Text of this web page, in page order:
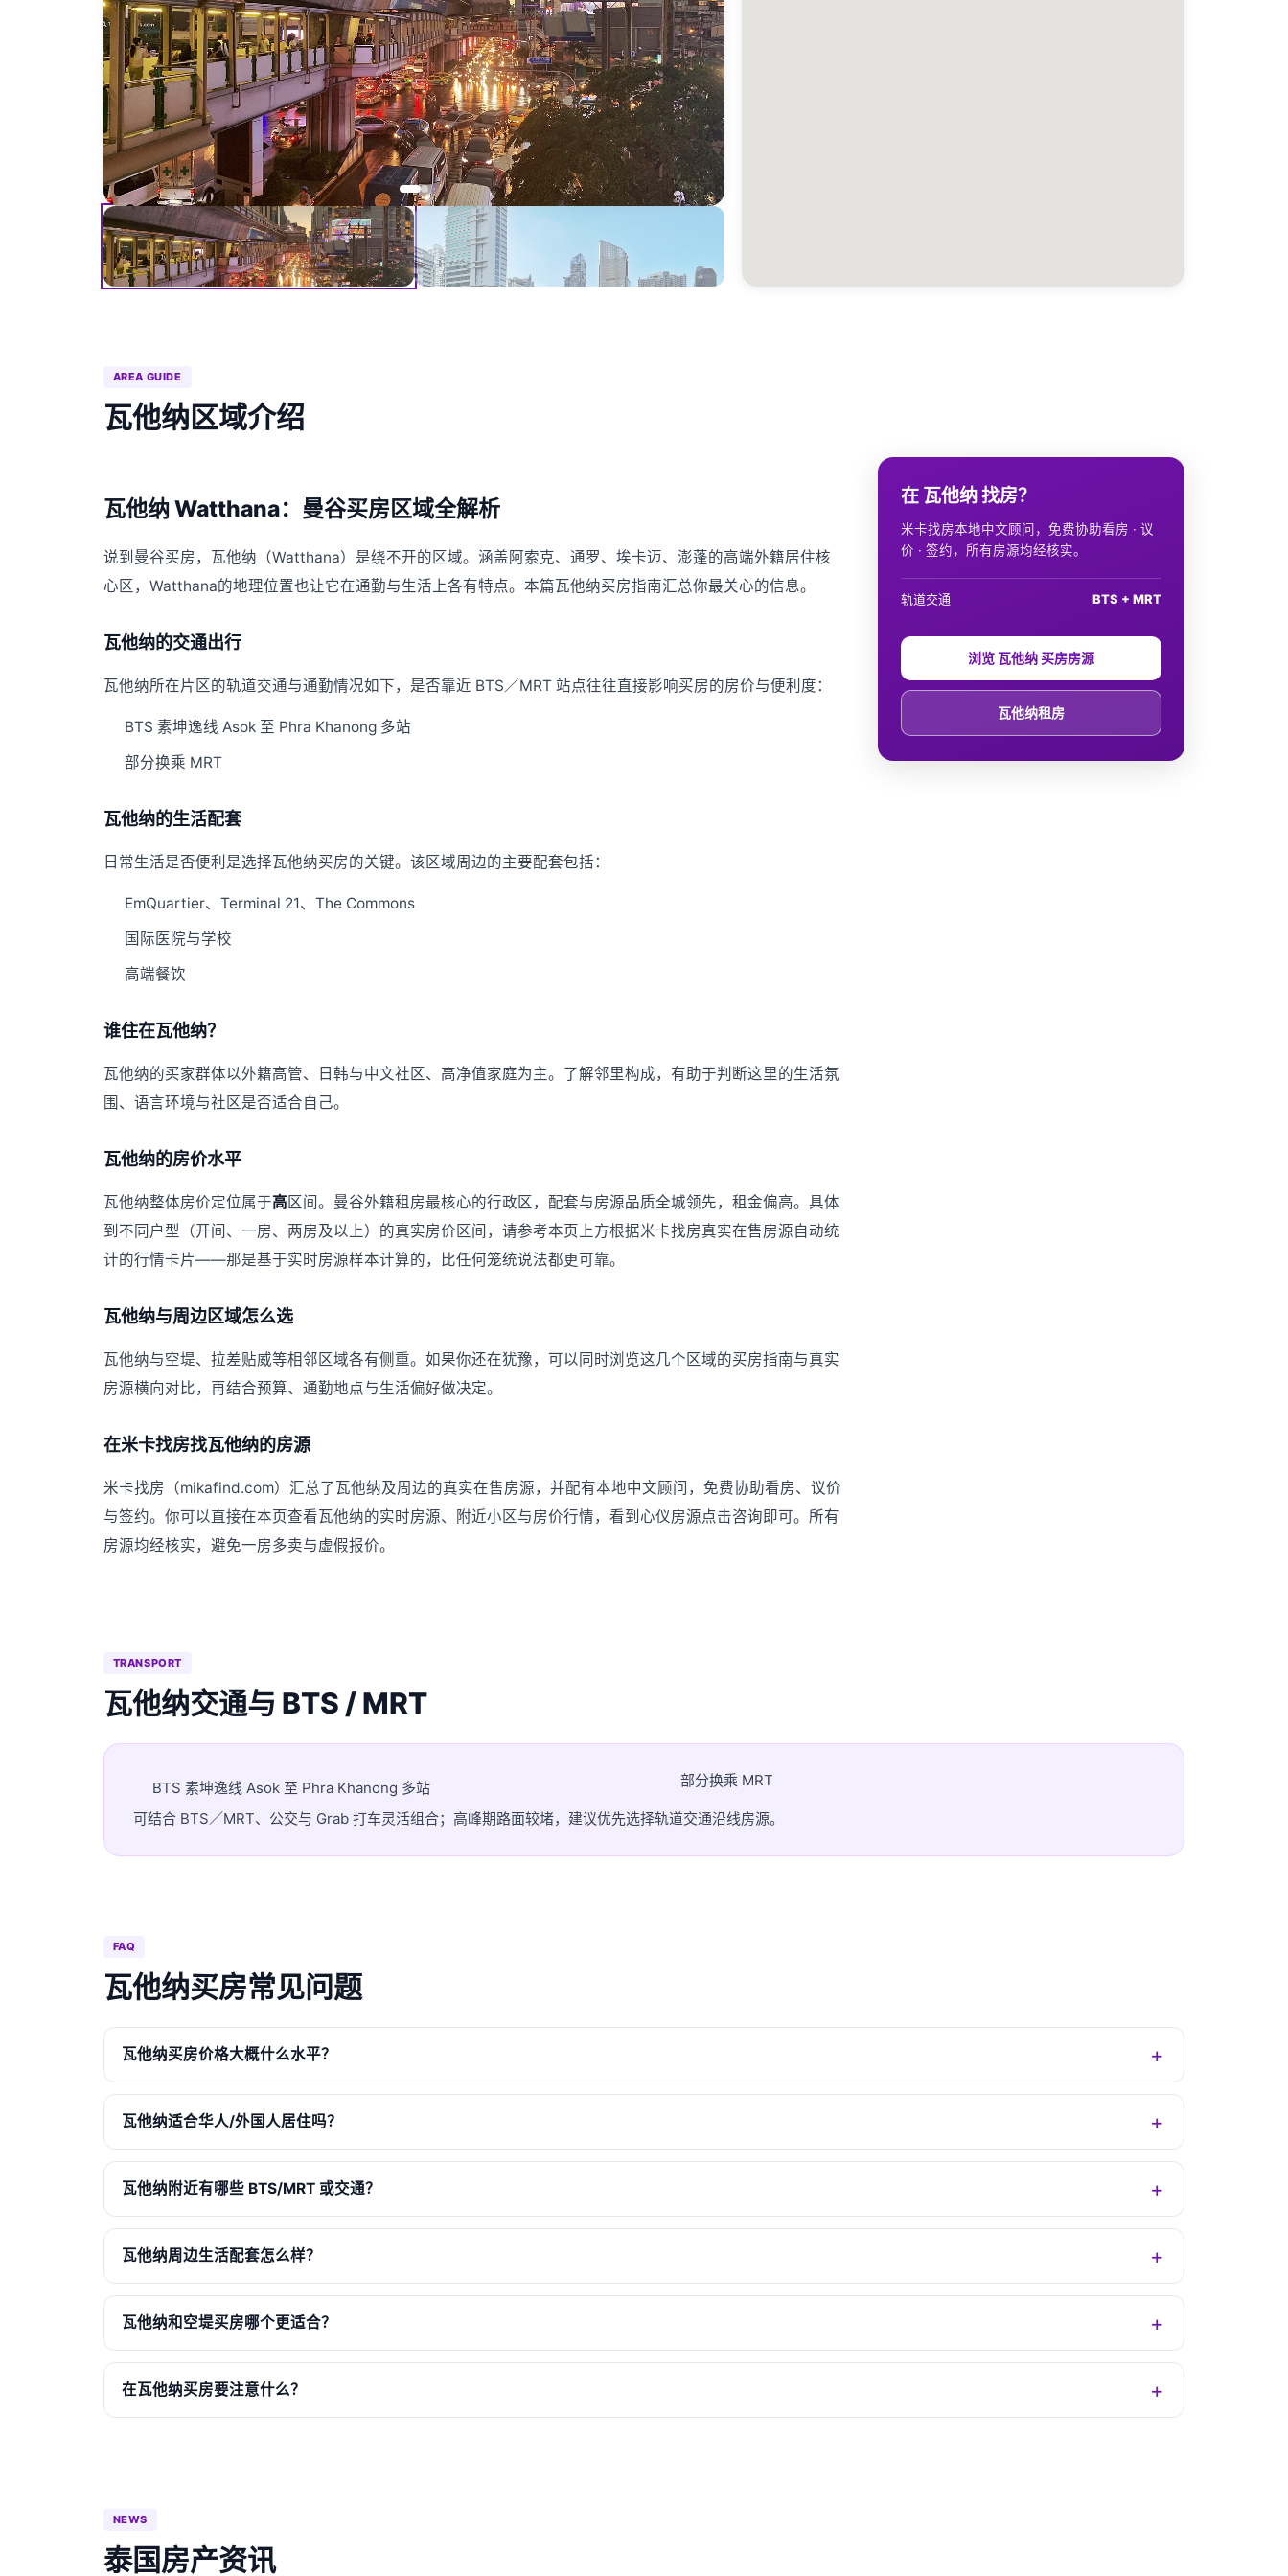
AREA GUIDE
瓦他纳区域介绍
瓦他纳 Watthana：曼谷买房区域全解析
说到曼谷买房，瓦他纳（Watthana）是绕不开的区域。涵盖阿索克、通罗、埃卡迈、澎蓬的高端外籍居住核
心区，Watthana的地理位置也让它在通勤与生活上各有特点。本篇瓦他纳买房指南汇总你最关心的信息。
瓦他纳的交通出行
瓦他纳所在片区的轨道交通与通勤情况如下，是否靠近 BTS／MRT 站点往往直接影响买房的房价与便利度：
BTS 素坤逸线 Asok 至 Phra Khanong 多站
部分换乘 MRT
瓦他纳的生活配套
日常生活是否便利是选择瓦他纳买房的关键。该区域周边的主要配套包括：
EmQuartier、Terminal 21、The Commons
国际医院与学校
高端餐饮
谁住在瓦他纳？
瓦他纳的买家群体以外籍高管、日韩与中文社区、高净值家庭为主。了解邻里构成，有助于判断这里的生活氛
围、语言环境与社区是否适合自己。
瓦他纳的房价水平
瓦他纳整体房价定位属于高区间。曼谷外籍租房最核心的行政区，配套与房源品质全城领先，租金偏高。具体
到不同户型（开间、一房、两房及以上）的真实房价区间，请参考本页上方根据米卡找房真实在售房源自动统
计的行情卡片——那是基于实时房源样本计算的，比任何笼统说法都更可靠。
瓦他纳与周边区域怎么选
瓦他纳与空堤、拉差贴威等相邻区域各有侧重。如果你还在犹豫，可以同时浏览这几个区域的买房指南与真实
房源横向对比，再结合预算、通勤地点与生活偏好做决定。
在米卡找房找瓦他纳的房源
米卡找房（mikafind.com）汇总了瓦他纳及周边的真实在售房源，并配有本地中文顾问，免费协助看房、议价
与签约。你可以直接在本页查看瓦他纳的实时房源、附近小区与房价行情，看到心仪房源点击咨询即可。所有
房源均经核实，避免一房多卖与虚假报价。
在 瓦他纳 找房？
米卡找房本地中文顾问，免费协助看房 · 议
价 · 签约，所有房源均经核实。
轨道交通 BTS + MRT
浏览 瓦他纳 买房房源
瓦他纳租房
TRANSPORT
瓦他纳交通与 BTS / MRT
BTS 素坤逸线 Asok 至 Phra Khanong 多站 部分换乘 MRT
可结合 BTS／MRT、公交与 Grab 打车灵活组合；高峰期路面较堵，建议优先选择轨道交通沿线房源。
FAQ
瓦他纳买房常见问题
瓦他纳买房价格大概什么水平？
瓦他纳适合华人/外国人居住吗？
瓦他纳附近有哪些 BTS/MRT 或交通？
瓦他纳周边生活配套怎么样？
瓦他纳和空堤买房哪个更适合？
在瓦他纳买房要注意什么？
NEWS
泰国房产资讯